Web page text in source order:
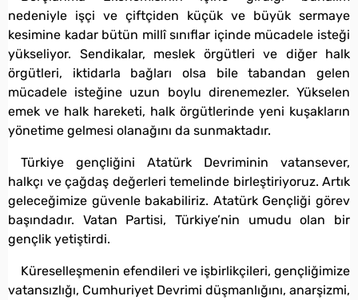
nedeniyle işçi ve çiftçiden küçük ve büyük sermaye
kesimine kadar bütün millî sınıflar içinde mücadele isteği
yükseliyor. Sendikalar, meslek örgütleri ve diğer halk
örgütleri, iktidarla bağları olsa bile tabandan gelen
mücadele isteğine uzun boylu direnemezler. Yükselen
emek ve halk hareketi, halk örgütlerinde yeni kuşakların
yönetime gelmesi olanağını da sunmaktadır.
Türkiye gençliğini Atatürk Devriminin vatansever,
halkçı ve çağdaş değerleri temelinde birleştiriyoruz. Artık
geleceğimize güvenle bakabiliriz. Atatürk Gençliği görev
başındadır. Vatan Partisi, Türkiye’nin umudu olan bir
gençlik yetiştirdi.
Küreselleşmenin efendileri ve işbirlikçileri, gençliğimize
vatansızlığı, Cumhuriyet Devrimi düşmanlığını, anarşizmi,